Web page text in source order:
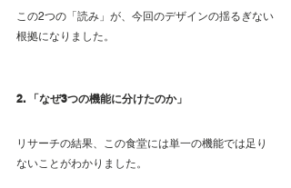
この2つの「読み」が、今回のデザインの揺るぎない
根拠になりました。
2. 「なぜ3つの機能に分けたのか」
リサーチの結果、この食堂には単一の機能では足り
ないことがわかりました。